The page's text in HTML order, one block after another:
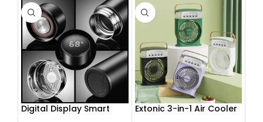
Digital Display Smart
Extonic 3-in-1 Air Cooler